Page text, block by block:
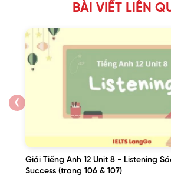
BÀI VIẾT LIÊN
❮
Giải Tiếng Anh 12 Unit 8 - Listening
Success (trang 106 & 107)